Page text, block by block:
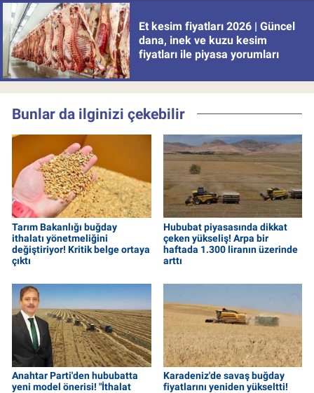
Et kesim fiyatları 2026 | Güncel
dana, inek ve kuzu kesim
fiyatları ile piyasa yorumları
Bunlar da ilginizi çekebilir
Tarım Bakanlığı buğday
ithalatı yönetmeliğini
değiştiriyor! Kritik belge ortaya
çıktı
Hububat piyasasında dikkat
çeken yükseliş! Arpa bir
haftada 1.300 liranın üzerinde
arttı
Anahtar Parti'den hububatta
yeni model önerisi! "İthalat
Karadeniz'de savaş buğday
fiyatlarını yeniden yükseltti!